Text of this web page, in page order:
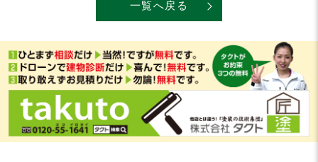
一覧へ戻る